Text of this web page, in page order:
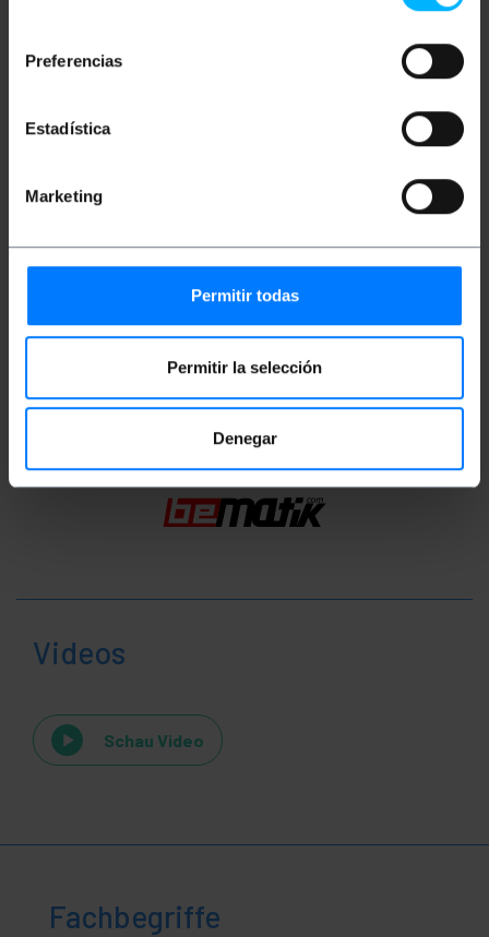
Preferencias
Estadística
Marketing
Permitir todas
Permitir la selección
Denegar
Maximum bandwidth: 500 MHz.
Produktgröße (Breite x Tiefe x Höhe): 16.0 x
16.0 x 1.8 cm
Packungsgrösse: 16.0 x 16.0 x 1.8 cm
Videos
Schau Video
Fachbegriffe